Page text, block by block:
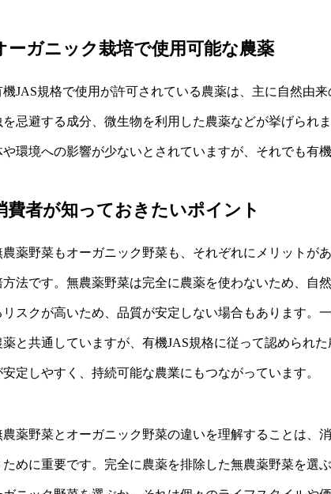
ーガニック栽培で使用可能な農薬
機JAS規格で使用が許可されている農薬は、主に自然由
を忌避する成分、微生物を利用した農薬などが挙げられ
や環境への影響が少ないとされていますが、それでも有
費者が知っておきたいポイント
農薬野菜もオーガニック野菜も、それぞれにメリットが
方法です。無農薬野菜は完全に農薬を使わないため、自
リスクが高いため、品質が安定しない場合もあります。
薬と共通していますが、有機JAS規格に従って認められ
安定しやすく、持続可能な農業にもつながっています。
農薬野菜とオーガニック野菜の違いを理解することは、
ために重要です。完全に農薬を排除した無農薬野菜を選